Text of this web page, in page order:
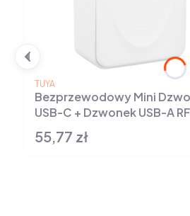
Bezprzewodowy Mini
USB-C + Dzwonek USB-A
PRODUCENT
TUYA
Cena
55,77 zł